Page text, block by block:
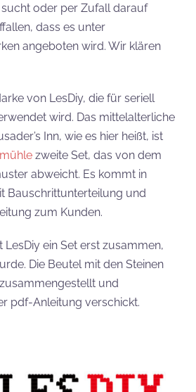
oder per Zufall darauf
dass es unter
angeboten wird. Wir klären
von LesDiy, die für seriell
wird. Das mittelalterliche
Inn, wie es hier heißt, ist
zweite Set, das von dem
abweicht. Es kommt in
Bauschrittunterteilung und
zum Kunden.
ein Set erst zusammen,
Die Beutel mit den Steinen
und
pdf-Anleitung verschickt.